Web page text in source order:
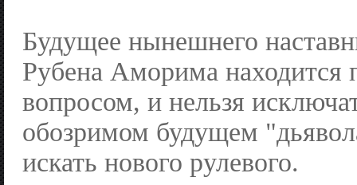
Будущее нынешнего
Рубена Аморима находится
вопросом, и нельзя
обозримом будущем
искать нового рулевого.